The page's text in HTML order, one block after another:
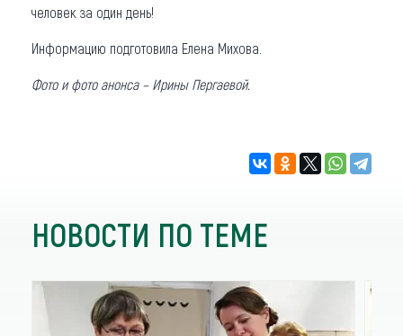
человек за один день!
Информацию подготовила Елена Михова.
Фото и фото анонса – Ирины Пергаевой.
НОВОСТИ ПО ТЕМЕ